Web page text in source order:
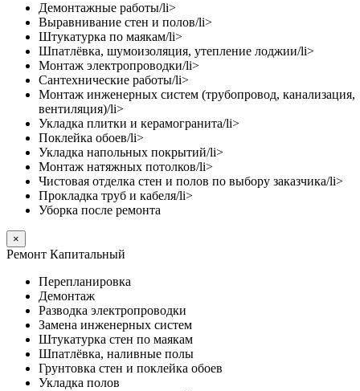
Демонтажные работы/li>
Выравнивание стен и полов/li>
Штукатурка по маякам/li>
Шпатлёвка, шумоизоляция, утепление лоджии/li>
Монтаж электропроводки/li>
Сантехнические работы/li>
Монтаж инженерных систем (трубопровод, канализация,
вентиляция)/li>
Укладка плитки и керамогранита/li>
Поклейка обоев/li>
Укладка напольных покрытий/li>
Монтаж натяжных потолков/li>
Чистовая отделка стен и полов по выбору заказчика/li>
Прокладка труб и кабеля/li>
Уборка после ремонта
×
Ремонт Капитальный
Перепланировка
Демонтаж
Разводка электропроводки
Замена инженерных систем
Штукатурка стен по маякам
Шпатлёвка, наливные полы
Грунтовка стен и поклейка обоев
Укладка полов